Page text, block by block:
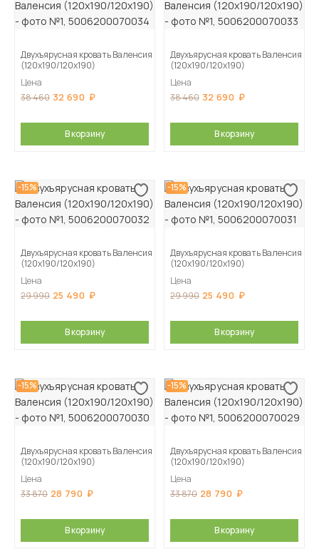
Двухъярусная кровать Валенсия
(120х190/120х190)
Цена
38 460 32 690
В корзину
Двухъярусная кровать Валенсия
(120х190/120х190)
Цена
38 460 32 690
В корзину
-15%
Двухъярусная кровать Валенсия
(120х190/120х190)
Цена
29 990 25 490
В корзину
-15%
Двухъярусная кровать Валенсия
(120х190/120х190)
Цена
29 990 25 490
В корзину
-15%
Двухъярусная кровать Валенсия
(120х190/120х190)
Цена
33 870 28 790
В корзину
-15%
Двухъярусная кровать Валенсия
(120х190/120х190)
Цена
33 870 28 790
В корзину